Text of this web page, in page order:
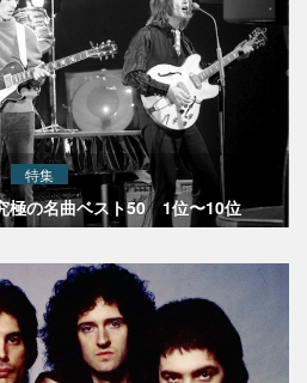
特集
極の名曲ベスト50 1位〜10位